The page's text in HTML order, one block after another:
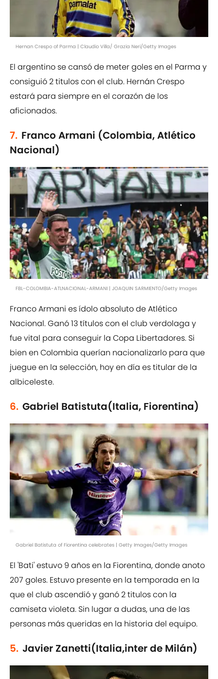
Hernan Crespo of Parma | Claudio Villa/ Grazia Neri/Getty Images
El argentino se cansó de meter goles en el Parma y
consiguió 2 titulos con el club. Hernán Crespo
estará para siempre en el corazón de los
aficionados.
7. Franco Armani (Colombia, Atlético
Nacional)
FBL-COLOMBIA-ATLNACIONAL-ARMANI | JOAQUIN SARMIENTO/Getty Images
Franco Armani es ídolo absoluto de Atlético
Nacional. Ganó 13 títulos con el club verdolaga y
fue vital para conseguir la Copa Libertadores. Si
bien en Colombia querían nacionalizarlo para que
juegue en la selección, hoy en día es titular de la
albiceleste.
6. Gabriel Batistuta(Italia, Fiorentina)
Gabriel Batistuta of Fiorentina celebrates | Getty Images/Getty Images
El 'Bati' estuvo 9 años en la Fiorentina, donde anoto
207 goles. Estuvo presente en la temporada en la
que el club ascendió y ganó 2 titulos con la
camiseta violeta. Sin lugar a dudas, una de las
personas más queridas en la historia del equipo.
5. Javier Zanetti(Italia,inter de Milán)